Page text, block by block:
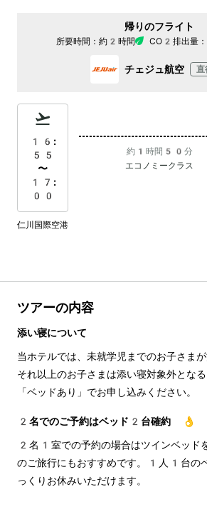
帰りのフライト
所要時間： 約2時間 CO2排出量：
チェジュ航空 直
16:
55
〜
17:
00
約1時間50分
エコノミークラス
仁川国際空港
ツアーの内容
添い寝について
当ホテルでは、未就学児までのお子さまが
それ以上のお子さまは添い寝対象外とな
「ベッドあり」でお申し込みください。
2名でのご予約はベッド2台確約 👌
2名1室での予約の場合はツインベッド
のご旅行にもおすすめです。1人1台の
っくりお休みいただけます。